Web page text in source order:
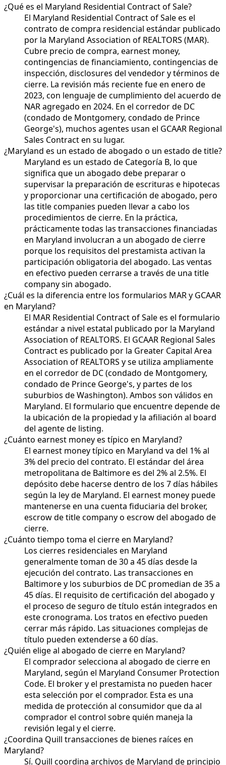
¿Qué es el Maryland Residential Contract of Sale?
El Maryland Residential Contract of Sale es el
contrato de compra residencial estándar publicado
por la Maryland Association of REALTORS (MAR).
Cubre precio de compra, earnest money,
contingencias de financiamiento, contingencias de
inspección, disclosures del vendedor y términos de
cierre. La revisión más reciente fue en enero de
2023, con lenguaje de cumplimiento del acuerdo de
NAR agregado en 2024. En el corredor de DC
(condado de Montgomery, condado de Prince
George's), muchos agentes usan el GCAAR Regional
Sales Contract en su lugar.
¿Maryland es un estado de abogado o un estado de title?
Maryland es un estado de Categoría B, lo que
significa que un abogado debe preparar o
supervisar la preparación de escrituras e hipotecas
y proporcionar una certificación de abogado, pero
las title companies pueden llevar a cabo los
procedimientos de cierre. En la práctica,
prácticamente todas las transacciones financiadas
en Maryland involucran a un abogado de cierre
porque los requisitos del prestamista activan la
participación obligatoria del abogado. Las ventas
en efectivo pueden cerrarse a través de una title
company sin abogado.
¿Cuál es la diferencia entre los formularios MAR y GCAAR
en Maryland?
El MAR Residential Contract of Sale es el formulario
estándar a nivel estatal publicado por la Maryland
Association of REALTORS. El GCAAR Regional Sales
Contract es publicado por la Greater Capital Area
Association of REALTORS y se utiliza ampliamente
en el corredor de DC (condado de Montgomery,
condado de Prince George's, y partes de los
suburbios de Washington). Ambos son válidos en
Maryland. El formulario que encuentre depende de
la ubicación de la propiedad y la afiliación al board
del agente de listing.
¿Cuánto earnest money es típico en Maryland?
El earnest money típico en Maryland va del 1% al
3% del precio del contrato. El estándar del área
metropolitana de Baltimore es del 2% al 2.5%. El
depósito debe hacerse dentro de los 7 días hábiles
según la ley de Maryland. El earnest money puede
mantenerse en una cuenta fiduciaria del broker,
escrow de title company o escrow del abogado de
cierre.
¿Cuánto tiempo toma el cierre en Maryland?
Los cierres residenciales en Maryland
generalmente toman de 30 a 45 días desde la
ejecución del contrato. Las transacciones en
Baltimore y los suburbios de DC promedian de 35 a
45 días. El requisito de certificación del abogado y
el proceso de seguro de título están integrados en
este cronograma. Los tratos en efectivo pueden
cerrar más rápido. Las situaciones complejas de
título pueden extenderse a 60 días.
¿Quién elige al abogado de cierre en Maryland?
El comprador selecciona al abogado de cierre en
Maryland, según el Maryland Consumer Protection
Code. El broker y el prestamista no pueden hacer
esta selección por el comprador. Esta es una
medida de protección al consumidor que da al
comprador el control sobre quién maneja la
revisión legal y el cierre.
¿Coordina Quill transacciones de bienes raíces en
Maryland?
Sí. Quill coordina archivos de Maryland de principio